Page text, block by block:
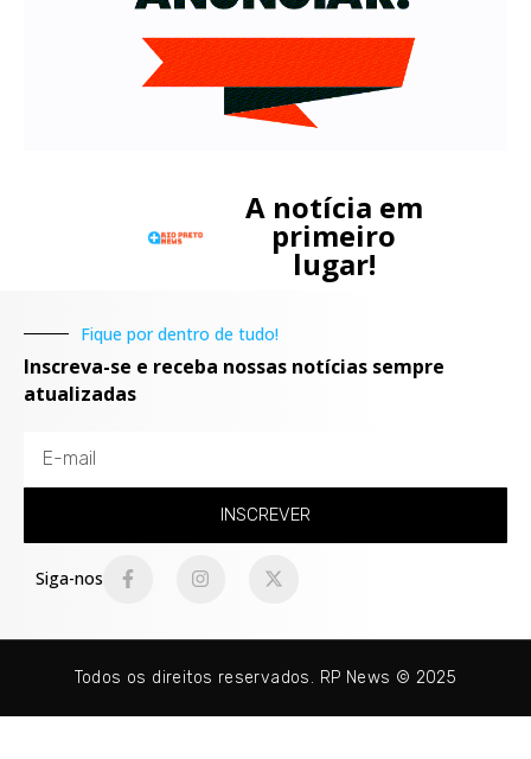
A notícia em
primeiro
lugar!
Fique por dentro de tudo!
Inscreva-se e receba nossas notícias sempre
atualizadas
INSCREVER
Siga-nos
Todos os direitos reservados. RP News © 2025